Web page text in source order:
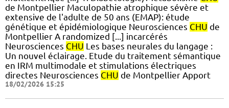
de Montpellier Maculopathie atrophique sévère et
extensive de l'adulte de 50 ans (EMAP): étude
génétique et épidémiologique Neurosciences CHU de
Montpellier A randomized [...] incarcérés
Neurosciences CHU Les bases neurales du langage :
Un nouvel éclairage. Etude du traitement sémantique
en IRM multimodale et stimulations électriques
directes Neurosciences CHU de Montpellier Apport
18/02/2026 15:25